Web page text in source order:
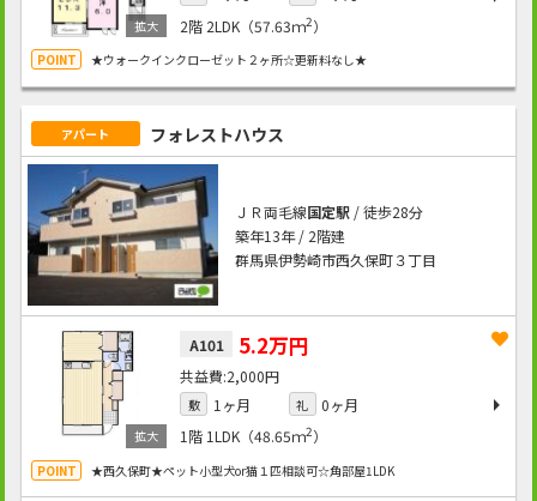
2階 2LDK（57.63ｍ2）
★ウォークインクローゼット２ヶ所☆更新料なし★
アパート フォレストハウス
ＪＲ両毛線国定駅/ 徒歩28分
築年13年 / 2階建
群馬県伊勢崎市西久保町３丁目
A101 5.2万円
2,000円
敷 1ヶ月 礼
0ヶ月
1階 1LDK（48.65ｍ2）
★西久保町★ペット小型犬or猫１匹相談可☆角部屋1LDK